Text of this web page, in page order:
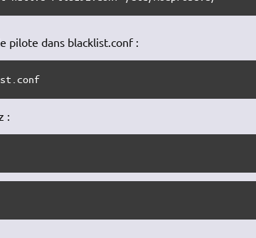
pilote dans blacklist.conf :
: